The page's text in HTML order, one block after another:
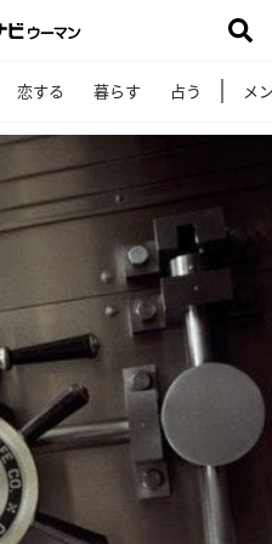
恋する 暮らす 占う メ